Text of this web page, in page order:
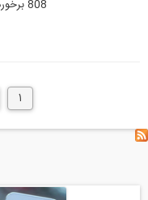
808 برخوردار شوید